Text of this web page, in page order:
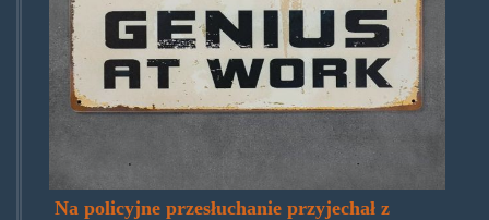
Na policyjne przesłuchanie przyjechał z